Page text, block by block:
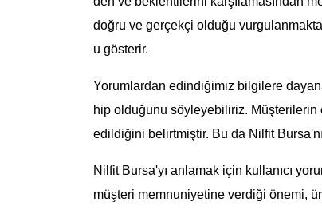
doğru ve gerçekçi olduğu
u gösterir.
Yorumlardan edindiğimiz bilgilere
hip olduğunu söyleyebiliriz.
edildiğini belirtmiştir. Bu da Nilfit
Nilfit Bursa'yı anlamak için kullanıcı
müşteri memnuniyetine verdiği önemi,